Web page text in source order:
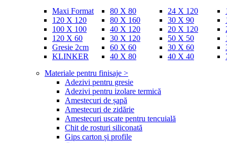
Maxi Format
120 X 120
100 X 100
120 X 60
Gresie 2cm
KLINKER
80 X 80
80 X 160
40 X 120
30 X 120
60 X 60
40 X 80
24 X 120
30 X 90
20 X 120
50 X 50
30 X 60
40 X 40
Materiale pentru finisaje >
Adezivi pentru gresie
Adezivi pentru izolare termică
Amestecuri de șapă
Amestecuri de zidărie
Amestecuri uscate pentru tencuială
Chit de rosturi siliconată
Gips carton și profile